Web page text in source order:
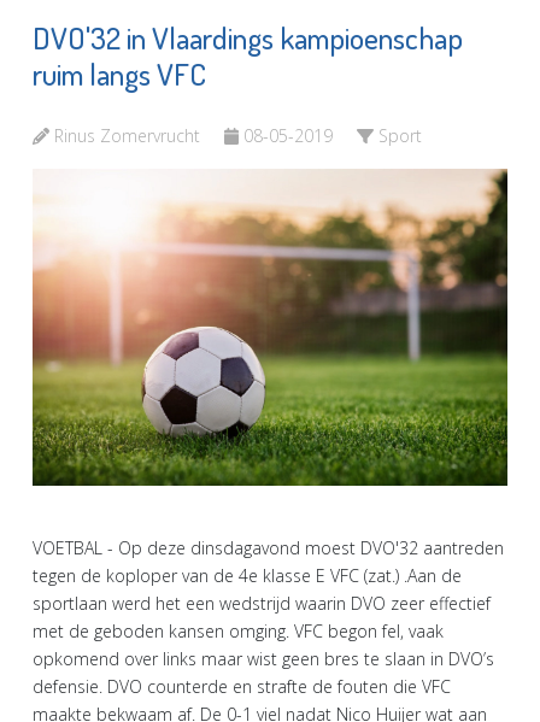
DVO'32 in Vlaardings kampioenschap
ruim langs VFC
Rinus Zomervrucht 08-05-2019 Sport
VOETBAL - Op deze dinsdagavond moest DVO'32 aantreden
tegen de koploper van de 4e klasse E VFC (zat.) .Aan de
sportlaan werd het een wedstrijd waarin DVO zeer effectief
met de geboden kansen omging. VFC begon fel, vaak
opkomend over links maar wist geen bres te slaan in DVO’s
defensie. DVO counterde en strafte de fouten die VFC
maakte bekwaam af. De 0-1 viel nadat Nico Huijer wat aan